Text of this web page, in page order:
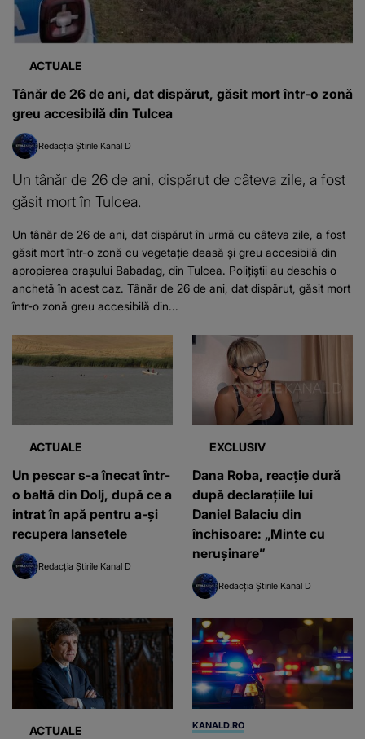
ACTUALE
Tânăr de 26 de ani, dat dispărut, găsit mort într-o zonă
greu accesibilă din Tulcea
Redacția Știrile Kanal D
Un tânăr de 26 de ani, dispărut de câteva zile, a fost
găsit mort în Tulcea.
Un tânăr de 26 de ani, dat dispărut în urmă cu câteva zile, a fost
găsit mort într-o zonă cu vegetație deasă și greu accesibilă din
apropierea orașului Babadag, din Tulcea. Polițiștii au deschis o
anchetă în acest caz. Tânăr de 26 de ani, dat dispărut, găsit mort
într-o zonă greu accesibilă din...
ACTUALE
Un pescar s-a înecat într-
o baltă din Dolj, după ce a
intrat în apă pentru a-și
recupera lansetele
Redacția Știrile Kanal D
EXCLUSIV
Dana Roba, reacție dură
după declarațiile lui
Daniel Balaciu din
închisoare: „Minte cu
nerușinare”
Redacția Știrile Kanal D
ACTUALE KANALD.RO